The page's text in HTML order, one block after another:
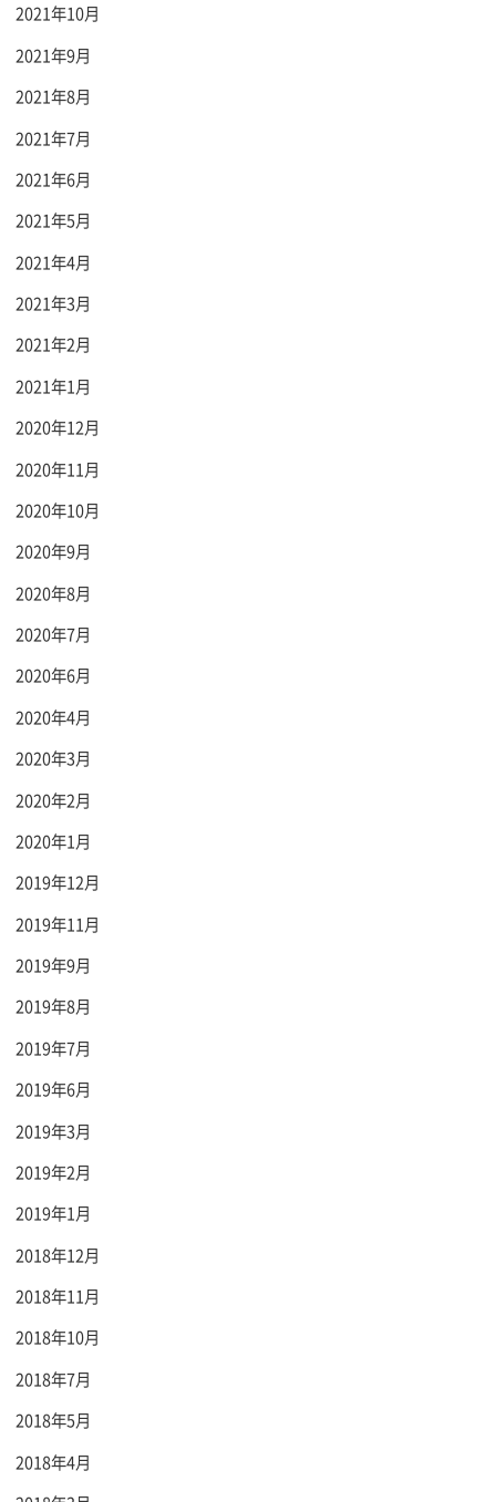
2021年10月
2021年9月
2021年8月
2021年7月
2021年6月
2021年5月
2021年4月
2021年3月
2021年2月
2021年1月
2020年12月
2020年11月
2020年10月
2020年9月
2020年8月
2020年7月
2020年6月
2020年4月
2020年3月
2020年2月
2020年1月
2019年12月
2019年11月
2019年9月
2019年8月
2019年7月
2019年6月
2019年3月
2019年2月
2019年1月
2018年12月
2018年11月
2018年10月
2018年7月
2018年5月
2018年4月